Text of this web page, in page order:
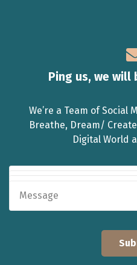
Ping us, we will
We’re a Team of Social
Breathe, Dream/
Digital World